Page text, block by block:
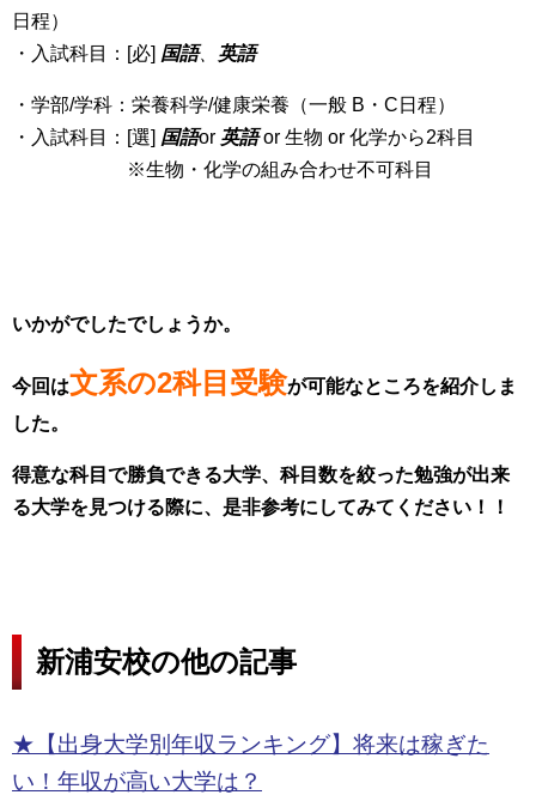
日程）
・入試科目：[必] 国語、 英語
・学部/学科：栄養科学/健康栄養（一般 B・C日程）
・入試科目：[選] 国語or 英語or 生物 or 化学から2科目
※生物・化学の組み合わせ不可科目
いかがでしたでしょうか。
今回は文系の2科目受験が可能なところを紹介しま
した。
得意な科目で勝負できる大学、科目数を絞った勉強が出来
る大学を見つける際に、是非参考にしてみてください！！
新浦安校の他の記事
★【出身大学別年収ランキング】将来は稼ぎた
い！年収が高い大学は？